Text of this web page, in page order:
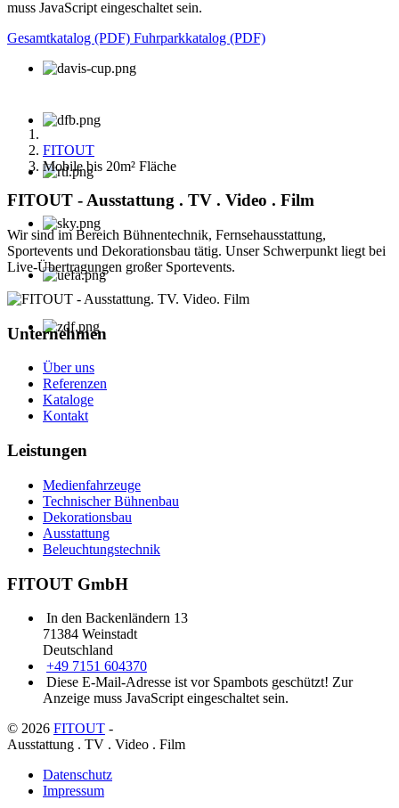
muss JavaScript eingeschaltet sein.
Gesamtkatalog (PDF) Fuhrparkkatalog (PDF)
FITOUT
Mobile bis 20m² Fläche
FITOUT - Ausstattung . TV . Video . Film
Wir sind im Bereich Bühnentechnik, Fernsehausstattung,
Sportevents und Dekorationsbau tätig. Unser Schwerpunkt liegt bei
Live-Übertragungen großer Sportevents.
Unternehmen
Über uns
Referenzen
Kataloge
Kontakt
Leistungen
Medienfahrzeuge
Technischer Bühnenbau
Dekorationsbau
Ausstattung
Beleuchtungstechnik
FITOUT GmbH
In den Backenländern 13
71384 Weinstadt
Deutschland
+49 7151 604370
Diese E-Mail-Adresse ist vor Spambots geschützt! Zur
Anzeige muss JavaScript eingeschaltet sein.
© 2026 FITOUT -
Ausstattung . TV . Video . Film
Datenschutz
Impressum